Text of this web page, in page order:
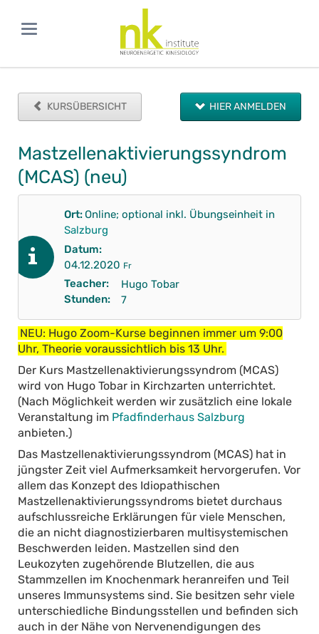
KURSÜBERSICHT HIER ANMELDEN
Mastzellenaktivierungssyndrom
(MCAS) (neu)
Ort: Online; optional inkl. Übungseinheit in
Salzburg
Datum:
04.12.2020 Fr
Teacher:
Hugo Tobar
Stunden:
7
NEU: Hugo Zoom-Kurse beginnen immer um 9:00
Uhr, Theorie voraussichtlich bis 13 Uhr.
Der Kurs Mastzellenaktivierungssyndrom (MCAS)
wird von Hugo Tobar in Kirchzarten unterrichtet.
(Nach Möglichkeit werden wir zusätzlich eine lokale
Veranstaltung im Pfadfinderhaus Salzburg
anbieten.)
Das Mastzellenaktivierungssyndrom (MCAS) hat in
jüngster Zeit viel Aufmerksamkeit hervorgerufen. Vor
allem das Konzept des Idiopathischen
Mastzellenaktivierungssyndroms bietet durchaus
aufschlussreiche Erklärungen für viele Menschen,
die an nicht diagnostizierbaren multisystemischen
Beschwerden leiden. Mastzellen sind den
Leukozyten zugehörende Blutzellen, die aus
Stammzellen im Knochenmark heranreifen und Teil
unseres Immunsystems sind. Sie besitzen sehr viele
unterschiedliche Bindungsstellen und befinden sich
auch in der Nähe von Nervenendigungen des